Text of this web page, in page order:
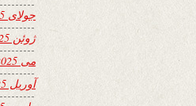
جولای 2025
ژوئن 2025
می 2025
آوریل 2025